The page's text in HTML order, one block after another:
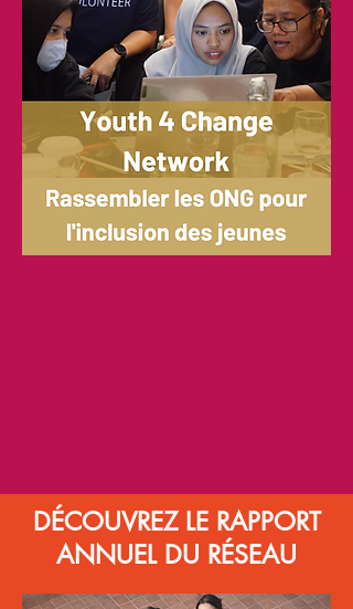
DÉCOUVREZ LE RAPPORT
ANNUEL DU RÉSEAU